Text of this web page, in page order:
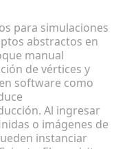
para simulaciones
abstractos en
manual
de vértices y
software como
Al ingresar
o imágenes de
instanciar